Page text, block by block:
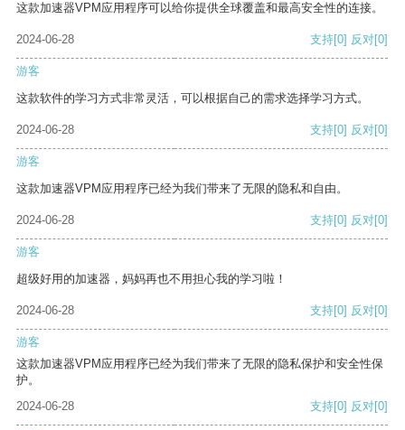
这款加速器VPM应用程序可以给你提供全球覆盖和最高安全性的连接。
2024-06-28 支持[0] 反对[0]
游客
这款软件的学习方式非常灵活，可以根据自己的需求选择学习方式。
2024-06-28 支持[0] 反对[0]
游客
这款加速器VPM应用程序已经为我们带来了无限的隐私和自由。
2024-06-28 支持[0] 反对[0]
游客
超级好用的加速器，妈妈再也不用担心我的学习啦！
2024-06-28 支持[0] 反对[0]
游客
这款加速器VPM应用程序已经为我们带来了无限的隐私保护和安全性保
护。
2024-06-28
支持[0] 反对[0]